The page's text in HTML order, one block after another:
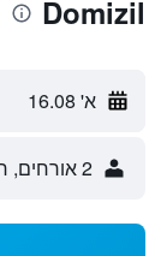
Domizil
א' 16.08
2 אורחים, חדר 1